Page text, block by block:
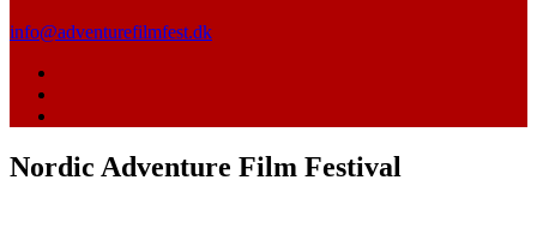
info@adventurefilmfest.dk
Nordic Adventure Film Festival